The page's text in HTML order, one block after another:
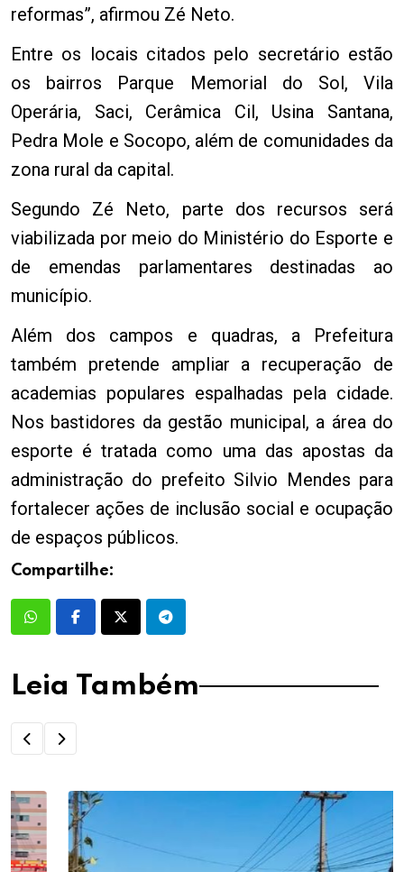
reformas”, afirmou Zé Neto.
Entre os locais citados pelo secretário estão
os bairros Parque Memorial do Sol, Vila
Operária, Saci, Cerâmica Cil, Usina Santana,
Pedra Mole e Socopo, além de comunidades da
zona rural da capital.
Segundo Zé Neto, parte dos recursos será
viabilizada por meio do Ministério do Esporte e
de emendas parlamentares destinadas ao
município.
Além dos campos e quadras, a Prefeitura
também pretende ampliar a recuperação de
academias populares espalhadas pela cidade.
Nos bastidores da gestão municipal, a área do
esporte é tratada como uma das apostas da
administração do prefeito Silvio Mendes para
fortalecer ações de inclusão social e ocupação
de espaços públicos.
Compartilhe:
Leia Também